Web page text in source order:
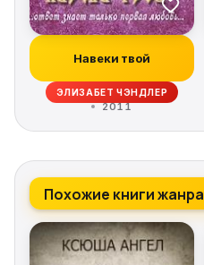
Навеки твой
ЭЛИЗАБЕТ ЧЭНДЛЕР
2011
Похожие книги жанра